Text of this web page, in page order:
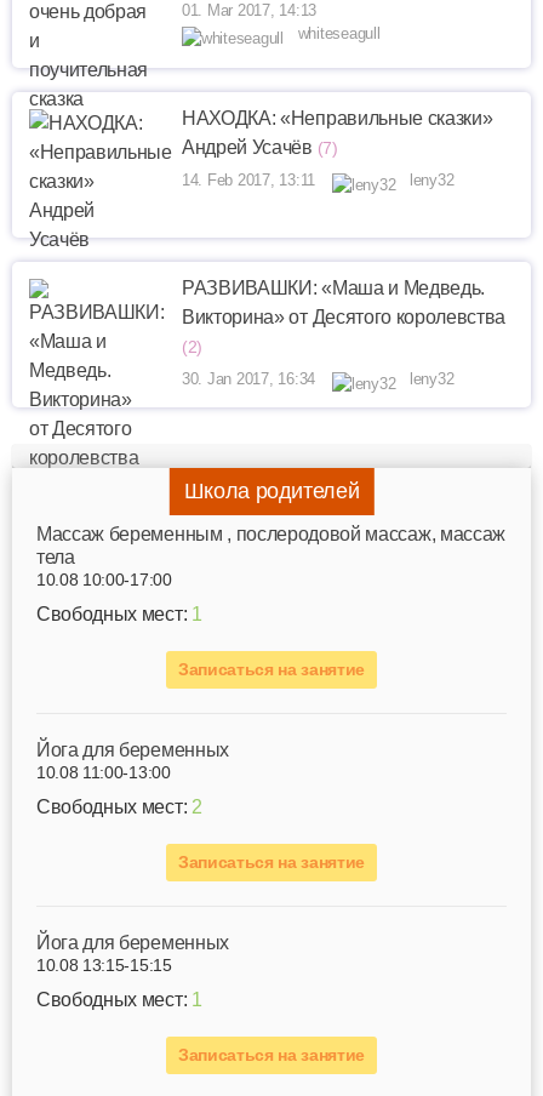
01. Mar 2017, 14:13
whiteseagull
НАХОДКА: «Неправильные сказки»
Андрей Усачёв (7)
14. Feb 2017, 13:11 leny32
РАЗВИВАШКИ: «Маша и Медведь.
Викторина» от Десятого королевства
(2)
30. Jan 2017, 16:34 leny32
Школа родителей
Mассаж беременным , послеродовой массаж, массаж
тела
10.08 10:00-17:00
Свободных мест: 1
Записаться на занятие
Йога для беременных
10.08 11:00-13:00
Свободных мест: 2
Записаться на занятие
Йога для беременных
10.08 13:15-15:15
Свободных мест: 1
Записаться на занятие